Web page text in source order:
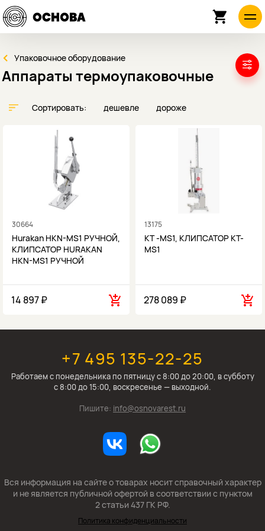
Упаковочное оборудование
Аппараты термоупаковочные
Сортировать: дешевле дороже
30664
Hurakan HKN-MS1 РУЧНОЙ,
КЛИПСАТОР HURAKAN
HKN-MS1 РУЧНОЙ
14 897 ₽
13175
KT -MS1, КЛИПСАТОР KT-
MS1
278 089 ₽
Вся информация на сайте о товарах носит справочный характер
и не является публичной офертой в соответствии с пунктом
2 статьи 437 ГК РФ.
Политика конфиденциальности
+7 495 135-22-25
Работаем c понедельника по пятницу с 8:00 до 20:00, в субботу
с 8:00 до 15:00, воскресенье — выходной.
Пишите: info@osnovarest.ru